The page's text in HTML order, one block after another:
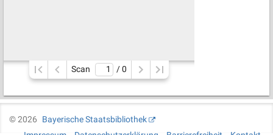
Scan / 0
©2026
Bayerische Staatsbibliothek